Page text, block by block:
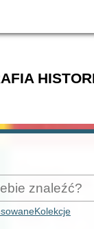
Kolekcje